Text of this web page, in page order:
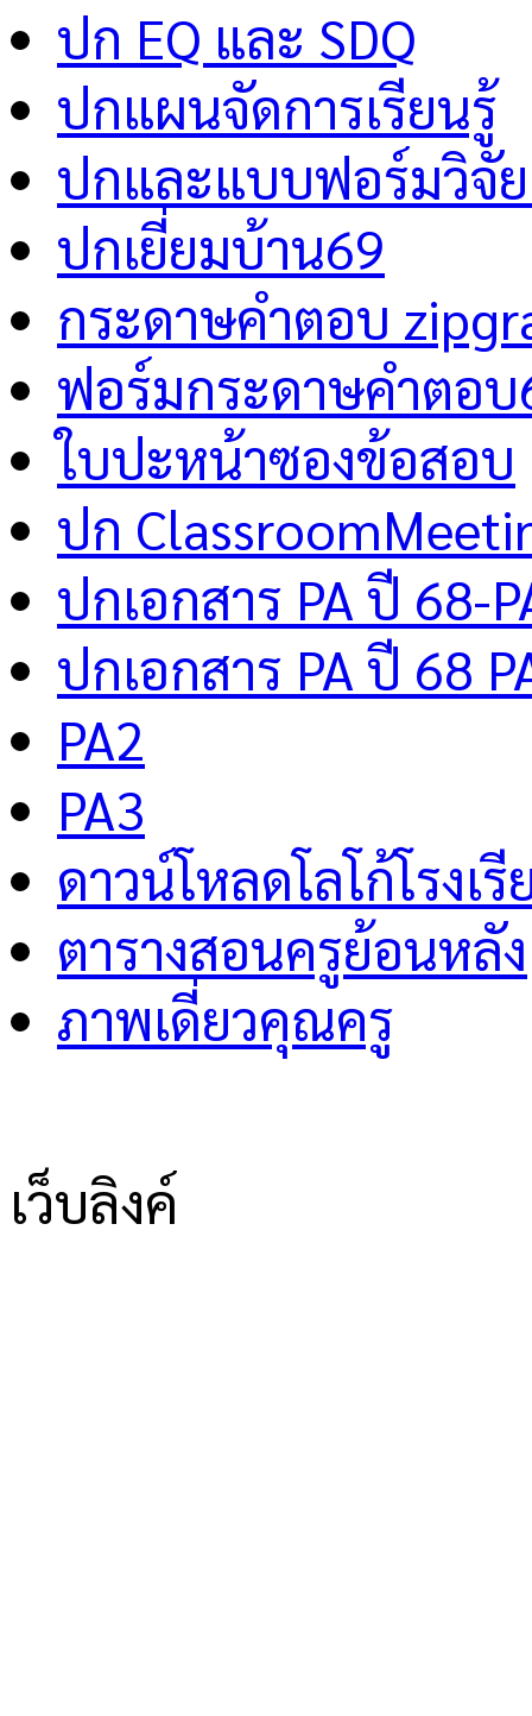
ปก EQ และ SDQ
ปกแผนจัดการเรียนรู้
ปกและแบบฟอร์มวิจั
ปกเยี่ยมบ้าน69
กระดาษคำตอบ
ฟอร์มกระดาษคำตอบ
ใบปะหน้าซองข้อสอบ
ปก
ปกเอกสาร PA ปี 68-
ปกเอกสาร PA ปี 68
PA2
PA3
ดาวน์โหลดโลโก้โรงเ
ตารางสอนครูย้อนหลัง
ภาพเดี่ยวคุณครู
เว็บลิงค์